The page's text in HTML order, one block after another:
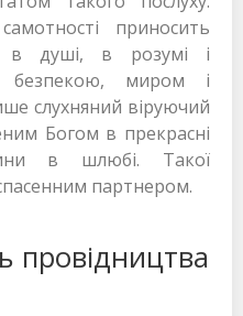
приносить
в душі, в розумі і
безпекою, миром і
слухняний віруючий
Богом в прекрасні
в шлюбі. Такої
партнером.
провідництва